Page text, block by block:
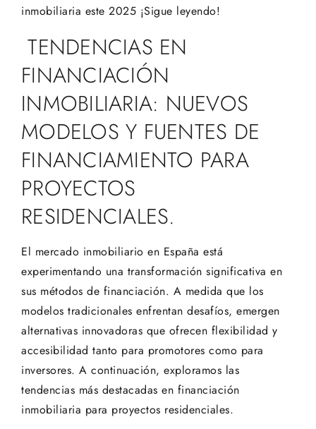
inmobiliaria este 2025 ¡Sigue leyendo!
TENDENCIAS EN
FINANCIACIÓN
INMOBILIARIA: NUEVOS
MODELOS Y FUENTES DE
FINANCIAMIENTO PARA
PROYECTOS
RESIDENCIALES.
El mercado inmobiliario en España está
experimentando una transformación significativa en
sus métodos de financiación. A medida que los
modelos tradicionales enfrentan desafíos, emergen
alternativas innovadoras que ofrecen flexibilidad y
accesibilidad tanto para promotores como para
inversores. A continuación, exploramos las
tendencias más destacadas en financiación
inmobiliaria para proyectos residenciales.